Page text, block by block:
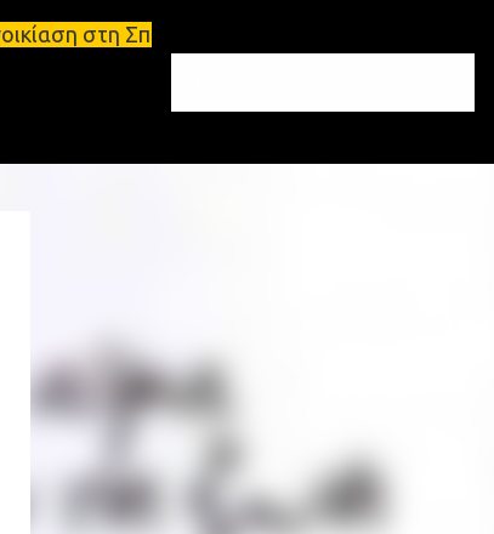
Ενοικιάσεις διαμερισμάτων Σπάρτη